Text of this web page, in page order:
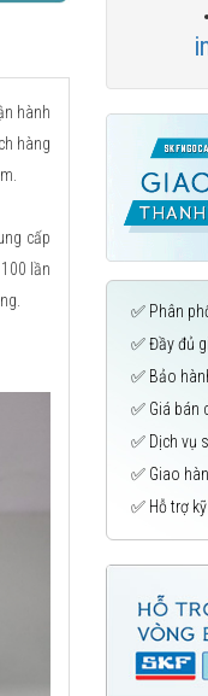
hành
hàng
cấp
lần
✅ Phân
✅ Đầy đủ
✅ Bảo
✅ Giá bán
✅ Dịch vụ
✅ Giao
✅ Hỗ trợ